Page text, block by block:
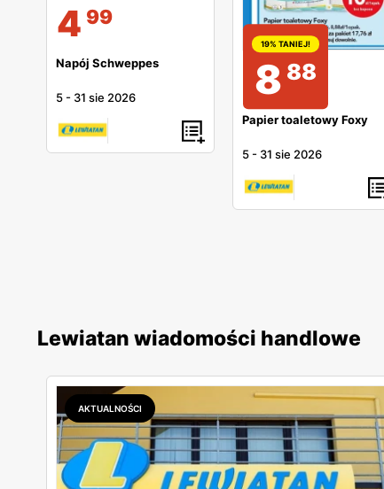
4 99
Napój Schweppes
5 - 31 sie 2026
19% TANIEJ!
8 88
Papier toaletowy Foxy
5 - 31 sie 2026
Lewiatan wiadomości handlowe
AKTUALNOŚCI